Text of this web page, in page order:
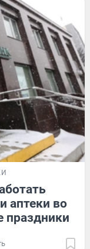
аптеки во
праздники